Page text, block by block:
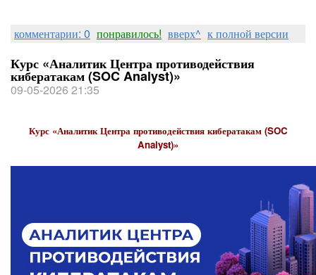
комментарии: 0 понравилось! вверх^ к полной версии
Курс «Аналитик Центра противодействия
кибератакам (SOC Analyst)»
09-05-2026 21:35
Курс «Аналитик Центра противодействия кибератакам (SOC
Analyst)»